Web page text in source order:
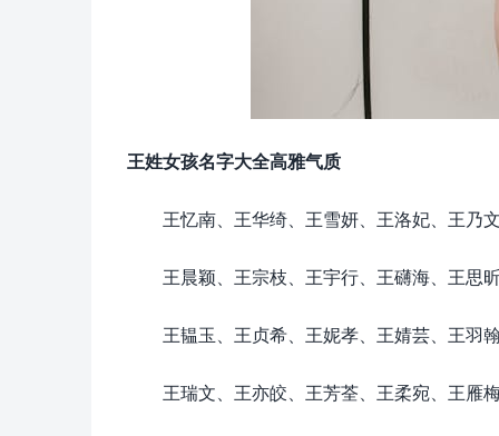
王姓女孩名字大全高雅气质
王忆南、王华绮、王雪妍、王洛妃、王乃文
王晨颖、王宗枝、王宇行、王礴海、王思昕
王韫玉、王贞希、王妮孝、王婧芸、王羽翰
王瑞文、王亦皎、王芳荃、王柔宛、王雁梅